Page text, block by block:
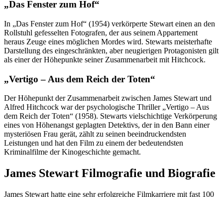
„Das Fenster zum Hof“
In „Das Fenster zum Hof“ (1954) verkörperte Stewart einen an den
Rollstuhl gefesselten Fotografen, der aus seinem Appartement
heraus Zeuge eines möglichen Mordes wird. Stewarts meisterhafte
Darstellung des eingeschränkten, aber neugierigen Protagonisten gilt
als einer der Höhepunkte seiner Zusammenarbeit mit Hitchcock.
„Vertigo – Aus dem Reich der Toten“
Der Höhepunkt der Zusammenarbeit zwischen James Stewart und
Alfred Hitchcock war der psychologische Thriller „Vertigo – Aus
dem Reich der Toten“ (1958). Stewarts vielschichtige Verkörperung
eines von Höhenangst geplagten Detektivs, der in den Bann einer
mysteriösen Frau gerät, zählt zu seinen beeindruckendsten
Leistungen und hat den Film zu einem der bedeutendsten
Kriminalfilme der Kinogeschichte gemacht.
James Stewart Filmografie und Biografie
James Stewart hatte eine sehr erfolgreiche Filmkarriere mit fast 100